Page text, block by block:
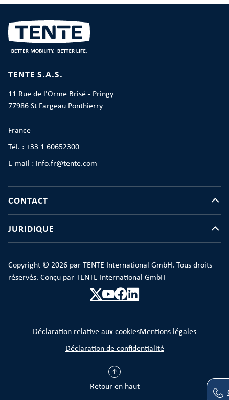
TENTE S.A.S.
11 Rue de l'Orme Brisé - Pringy
77986 St Fargeau Ponthierry
France
Tél. : +33 1 60652300
E-mail : info.fr@tente.com
CONTACT
JURIDIQUE
Copyright © 2026 par TENTE International GmbH. Tous droits
réservés. Conçu par TENTE International GmbH
Retour en haut
Déclaration relative aux cookiesMentions légales
Déclaration de confidentialité